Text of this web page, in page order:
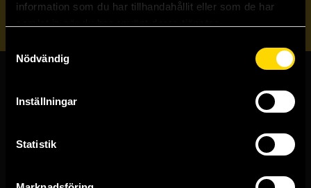
information som du har tillhandahållit eller som de har
Nödvändig
Inställningar
Statistik
Skicka
Butiker & kundtjänst
Västerlånggatan 48
Göteborgsbutiken